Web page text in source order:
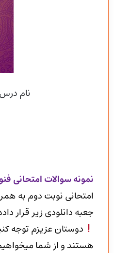
نام
نمونه سوالات امتحانی
امتحانی نوبت دوم به
جعبه دانلودی زیر قرار
دوستان عزیزم توجه
هستند و از شما